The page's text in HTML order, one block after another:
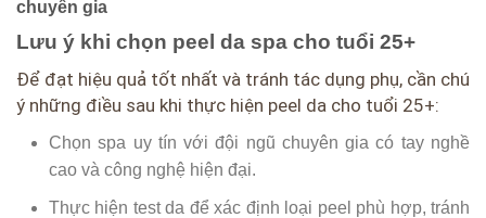
chuyên gia
Lưu ý khi chọn peel da spa cho tuổi 25+
Để đạt hiệu quả tốt nhất và tránh tác dụng phụ, cần chú
ý những điều sau khi thực hiện peel da cho tuổi 25+:
Chọn spa uy tín với đội ngũ chuyên gia có tay nghề
cao và công nghệ hiện đại.
Thực hiện test da để xác định loại peel phù hợp, tránh